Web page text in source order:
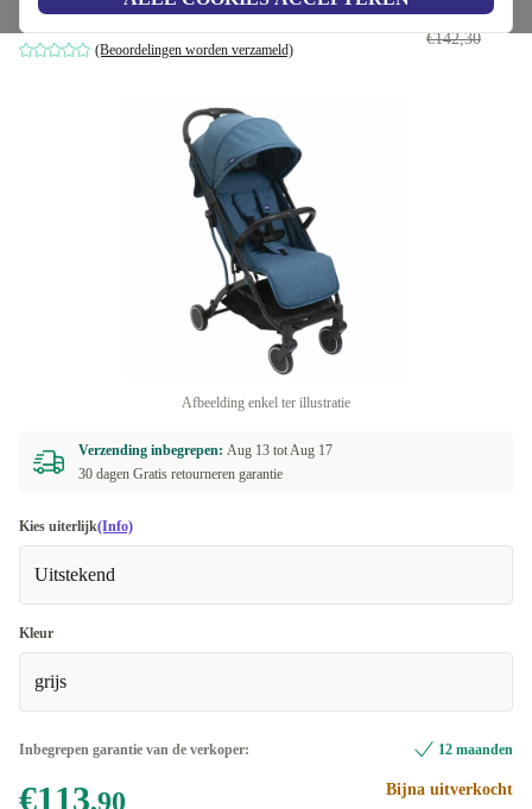
grijs
(Beoordelingen worden verzameld)
€113,90
€142,30
Afbeelding enkel ter illustratie
Verzending inbegrepen: Aug 13 totAug 17
30 dagen Gratis retourneren garantie
Kies uiterlijk(Info)
Uitstekend
Kleur
grijs
Inbegrepen garantie van de verkoper: 12 maanden
€113,90 Bijna uitverkocht